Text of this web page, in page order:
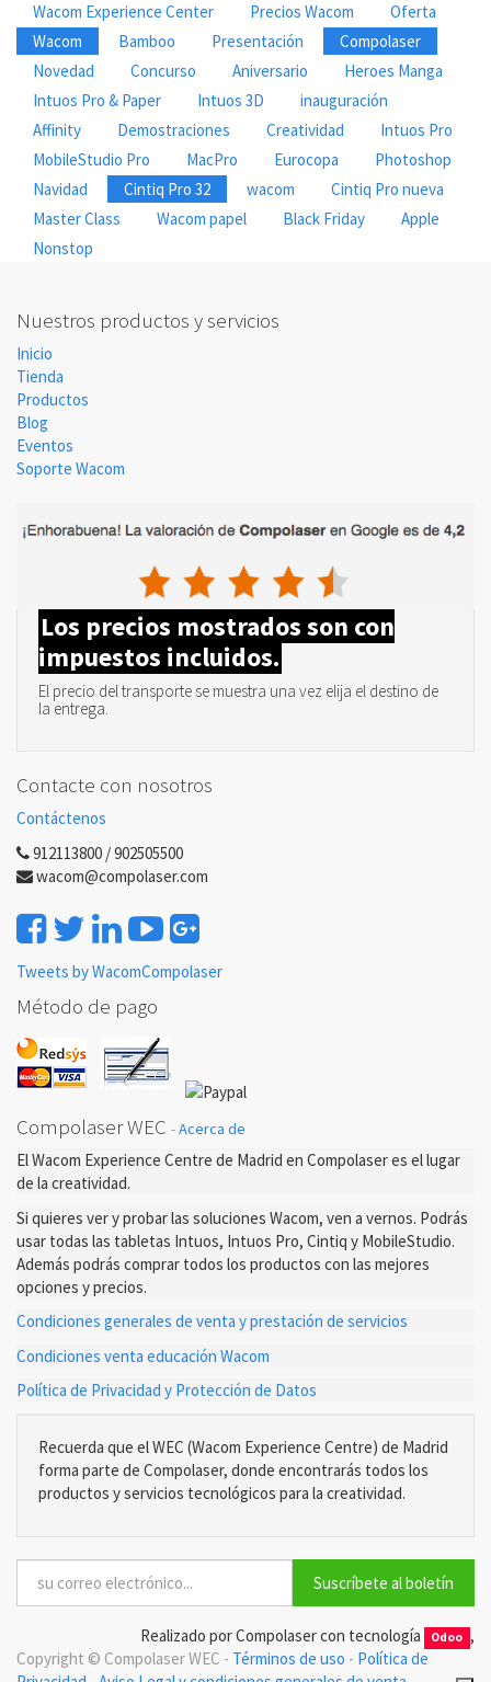
Wacom Experience Center Precios Wacom
Oferta
Wacom
Bamboo Presentación
Compolaser
Novedad
Concurso Aniversario
Heroes Manga
Intuos Pro & Paper
Intuos 3D
inauguración
Affinity
Demostraciones Creatividad
Intuos Pro
MobileStudio Pro
MacPro Eurocopa
Photoshop
Navidad
Cintiq Pro 32 wacom
Cintiq Pro nueva
Master Class
Wacom papel Black Friday
Apple
Nonstop
Nuestros productos y servicios
Inicio
Tienda
Productos
Blog
Eventos
Soporte Wacom
Los precios mostrados son con
impuestos incluidos.
El precio del transporte se muestra una vez elija el destino de
la entrega.
Contacte con nosotros
Contáctenos
912113800 / 902505500
wacom@compolaser.com
Tweets by WacomCompolaser
Método de pago
Compolaser WEC -Acerca de
El Wacom Experience Centre de Madrid en Compolaser es el lugar
de la creatividad.
Si quieres ver y probar las soluciones Wacom, ven a vernos. Podrás
usar todas las tabletas Intuos, Intuos Pro, Cintiq y MobileStudio.
Además podrás comprar todos los productos con las mejores
opciones y precios.
Condiciones generales de venta y prestación de servicios
Condiciones venta educación Wacom
Política de Privacidad y Protección de Datos
Recuerda que el WEC (Wacom Experience Centre) de Madrid
forma parte de Compolaser, donde encontrarás todos los
productos y servicios tecnológicos para la creatividad.
Suscríbete al boletín
Realizado por Compolaser con tecnología Odoo ,
Copyright © Compolaser WEC - Términos de uso - Política de